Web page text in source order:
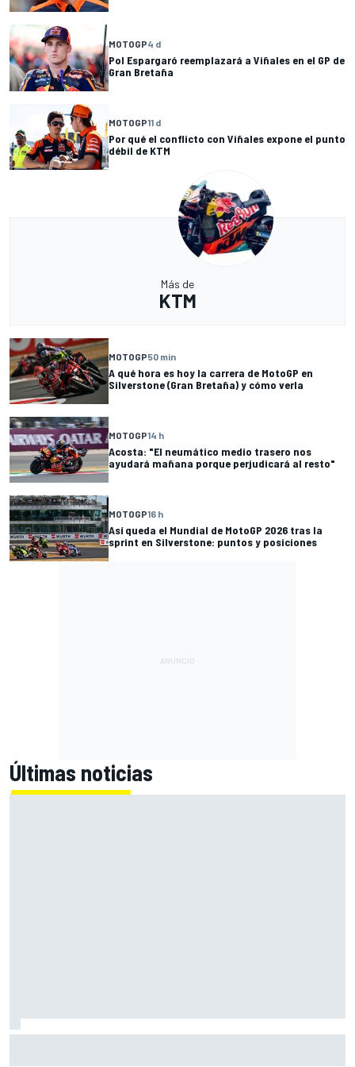
MOTOGP4 d
Pol Espargaró reemplazará a Viñales en el GP de
Gran Bretaña
MOTOGP11 d
Por qué el conflicto con Viñales expone el punto
débil de KTM
Más de
KTM
MOTOGP50 min
A qué hora es hoy la carrera de MotoGP en
Silverstone (Gran Bretaña) y cómo verla
MOTOGP14 h
Acosta: "El neumático medio trasero nos
ayudará mañana porque perjudicará al resto"
MOTOGP16 h
Así queda el Mundial de MotoGP 2026 tras la
sprint en Silverstone: puntos y posiciones
Últimas noticias